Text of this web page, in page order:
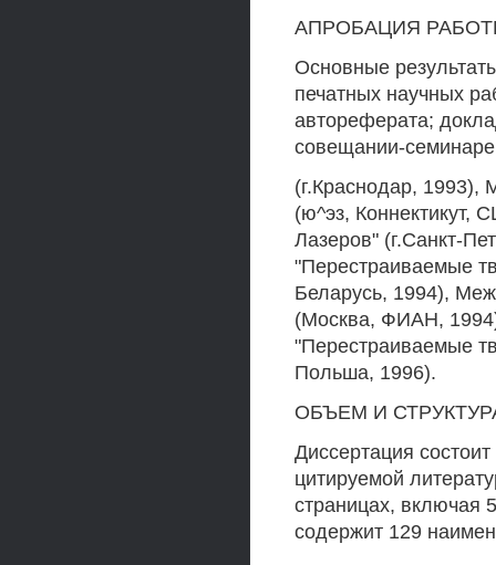
АПРОБАЦИЯ
Основные
печатных научных
автореферата;
совещании-
(г.Краснодар,
(ю^эз, Коннектикут,
Лазеров" (г.Санкт-
"Перестраиваемые
Беларусь, 1994),
(Москва, ФИАН,
"Перестраиваемые
Польша, 1996).
ОБЪЕМ И
Диссертация
цитируемой
страницах, включая
содержит 129